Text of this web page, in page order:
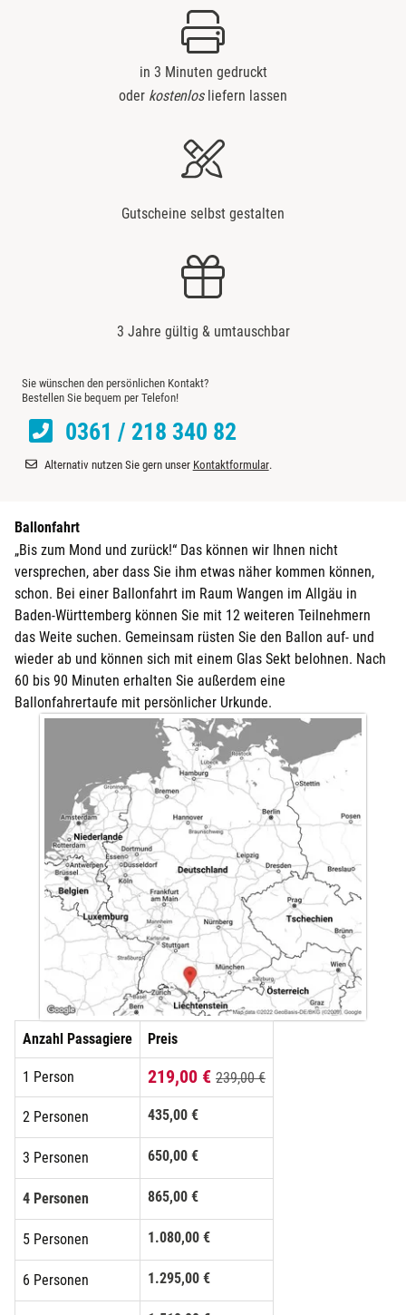
in 3 Minuten gedruckt
oder kostenlosliefern lassen
Gutscheine selbst gestalten
3 Jahre gültig & umtauschbar
Sie wünschen den persönlichen Kontakt?
Bestellen Sie bequem per Telefon!
0361 / 218 340 82
Alternativ nutzen Sie gern unser Kontaktformular.
Ballonfahrt
„Bis zum Mond und zurück!“ Das können wir Ihnen nicht
versprechen, aber dass Sie ihm etwas näher kommen können,
schon. Bei einer Ballonfahrt im Raum Wangen im Allgäu in
Baden-Württemberg können Sie mit 12 weiteren Teilnehmern
das Weite suchen. Gemeinsam rüsten Sie den Ballon auf- und
wieder ab und können sich mit einem Glas Sekt belohnen. Nach
60 bis 90 Minuten erhalten Sie außerdem eine
Ballonfahrertaufe mit persönlicher Urkunde.
Anzahl Passagiere Preis
1 Person 219,00 € 239,00 €
2 Personen 435,00 €
3 Personen 650,00 €
4 Personen 865,00 €
5 Personen 1.080,00 €
6 Personen 1.295,00 €
Cloppenburg
Coburg
Darmstadt
Deggendorf
Dessau
Dingolfing
Dresden
Duisburg
Düsseldorf
Erlangen
Flensburg
Frankfurt am Main
Freiburg